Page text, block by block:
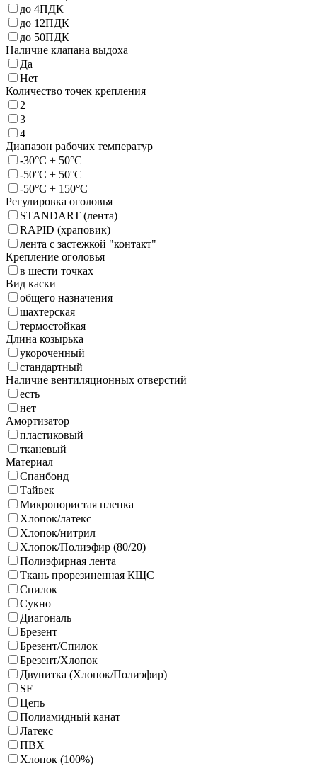
до 4ПДК
до 12ПДК
до 50ПДК
Наличие клапана выдоха
Да
Нет
Количество точек крепления
2
3
4
Диапазон рабочих температур
-30°C + 50°C
-50°C + 50°C
-50°C + 150°C
Регулировка оголовья
STANDART (лента)
RAPID (храповик)
лента с застежкой "контакт"
Крепление оголовья
в шести точках
Вид каски
общего назначения
шахтерская
термостойкая
Длина козырька
укороченный
стандартный
Наличие вентиляционных отверстий
есть
нет
Амортизатор
пластиковый
тканевый
Материал
Спанбонд
Тайвек
Микропористая пленка
Хлопок/латекс
Хлопок/нитрил
Хлопок/Полиэфир (80/20)
Полиэфирная лента
Ткань прорезиненная КЩС
Спилок
Сукно
Диагональ
Брезент
Брезент/Спилок
Брезент/Хлопок
Двунитка (Хлопок/Полиэфир)
SF
Цепь
Полиамидный канат
Латекс
ПВХ
Хлопок (100%)